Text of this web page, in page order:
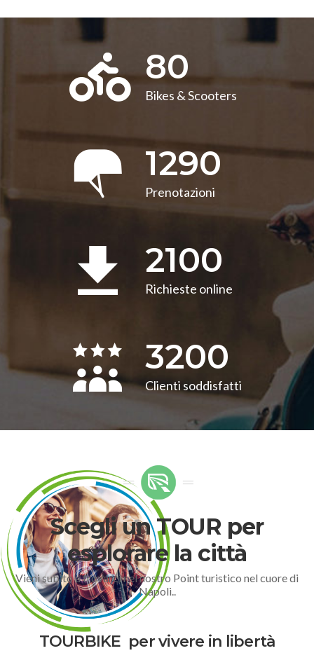
80
Bikes & Scooters
1290
Prenotazioni
2100
Richieste online
3200
Clienti soddisfatti
Scegli un TOUR per
esplorare la città
Vieni subito a trovarci nel nostro Point turistico nel cuore di
Napoli..
TOURBIKE per vivere in libertà